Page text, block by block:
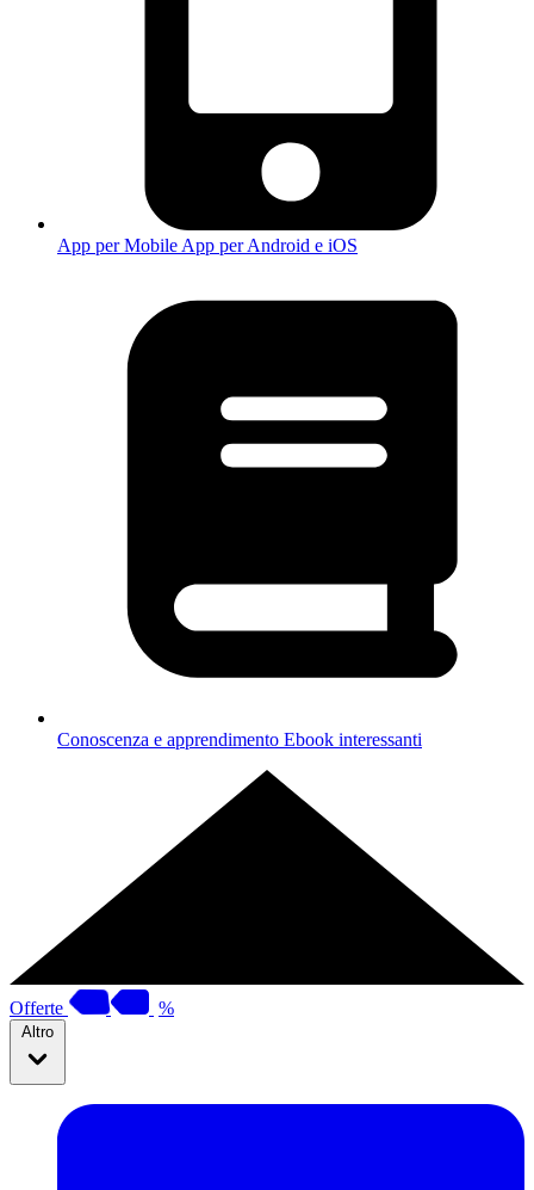
App per Mobile App per Android e iOS
Conoscenza e apprendimento Ebook interessanti
Offerte %
Altro